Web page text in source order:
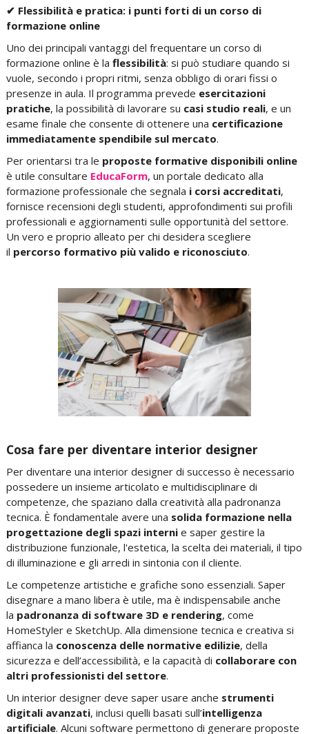
✔ Flessibilità e pratica: i punti forti di un corso di
formazione online
Uno dei principali vantaggi del frequentare un corso di
formazione online è la flessibilità: si può studiare quando si
vuole, secondo i propri ritmi, senza obbligo di orari fissi o
presenze in aula. Il programma prevede esercitazioni
pratiche, la possibilità di lavorare su casi studio reali, e un
esame finale che consente di ottenere una certificazione
immediatamente spendibile sul mercato.
Per orientarsi tra le proposte formative disponibili online
è utile consultare EducaForm, un portale dedicato alla
formazione professionale che segnala i corsi accreditati,
fornisce recensioni degli studenti, approfondimenti sui profili
professionali e aggiornamenti sulle opportunità del settore.
Un vero e proprio alleato per chi desidera scegliere
il percorso formativo più valido e riconosciuto.
Cosa fare per diventare interior designer
Per diventare una interior designer di successo è necessario
possedere un insieme articolato e multidisciplinare di
competenze, che spaziano dalla creatività alla padronanza
tecnica. È fondamentale avere una solida formazione nella
progettazione degli spazi internie sapergestire la
distribuzione funzionale, l'estetica, la scelta dei materiali, il tipo
di illuminazione e gli arredi in sintonia con il cliente.
Le competenze artistiche e grafiche sono essenziali. Saper
disegnare a mano libera è utile, ma è indispensabile anche
la padronanza di software 3D e rendering, come
HomeStyler e SketchUp. Alla dimensione tecnica e creativa si
affianca la conoscenza delle normative edilizie, della
sicurezza e dell’accessibilità, e la capacità di collaborare con
altri professionisti del settore.
Un interior designer deve saper usare anche strumenti
digitali avanzati, inclusi quelli basati sull’intelligenza
artificiale. Alcuni software permettono di generare proposte